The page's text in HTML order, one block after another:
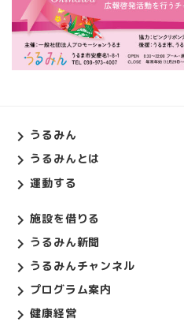
うるみん
うるみんとは
運動する
施設を借りる
うるみん新聞
うるみんチャンネル
プログラム案内
健康経営